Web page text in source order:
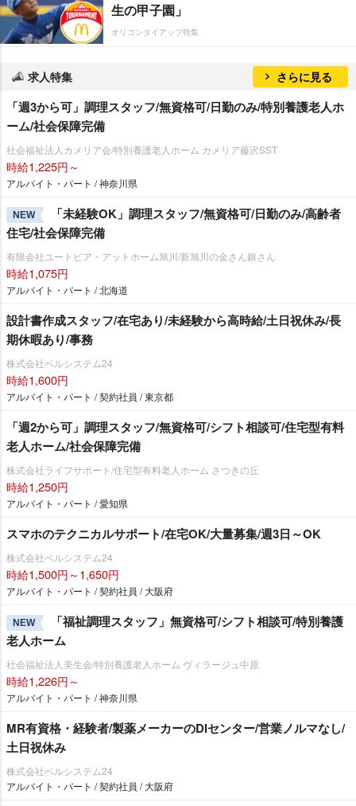
生の甲子園」
オリコンタイアップ特集
求人特集 さらに見る
「週3から可」調理スタッフ/無資格可/日勤のみ/特別養護老人ホ
ーム/社会保障完備
社会福祉法人カメリア会/特別養護老人ホーム カメリア藤沢SST
時給1,225円～
アルバイト・パート / 神奈川県
NEW
「未経験OK」調理スタッフ/無資格可/日勤のみ/高齢者
住宅/社会保障完備
有限会社ユートピア・アットホーム旭川/新旭川の金さん銀さん
時給1,075円
アルバイト・パート / 北海道
設計書作成スタッフ/在宅あり/未経験から高時給/土日祝休み/長
期休暇あり/事務
株式会社ベルシステム24
時給1,600円
アルバイト・パート / 契約社員 / 東京都
「週2から可」調理スタッフ/無資格可/シフト相談可/住宅型有料
老人ホーム/社会保障完備
株式会社ライフサポート/住宅型有料老人ホーム さつきの丘
時給1,250円
アルバイト・パート / 愛知県
スマホのテクニカルサポート/在宅OK/大量募集/週3日～OK
株式会社ベルシステム24
時給1,500円～1,650円
アルバイト・パート / 契約社員 / 大阪府
NEW
「福祉調理スタッフ」無資格可/シフト相談可/特別養護
老人ホーム
社会福祉法人美生会/特別養護老人ホーム ヴィラージュ中原
時給1,226円～
アルバイト・パート / 神奈川県
MR有資格・経験者/製薬メーカーのDIセンター/営業ノルマなし/
土日祝休み
株式会社ベルシステム24
アルバイト・パート / 契約社員 / 大阪府